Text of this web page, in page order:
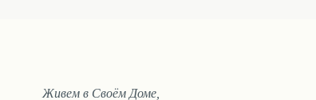
Живем в Своём Доме,